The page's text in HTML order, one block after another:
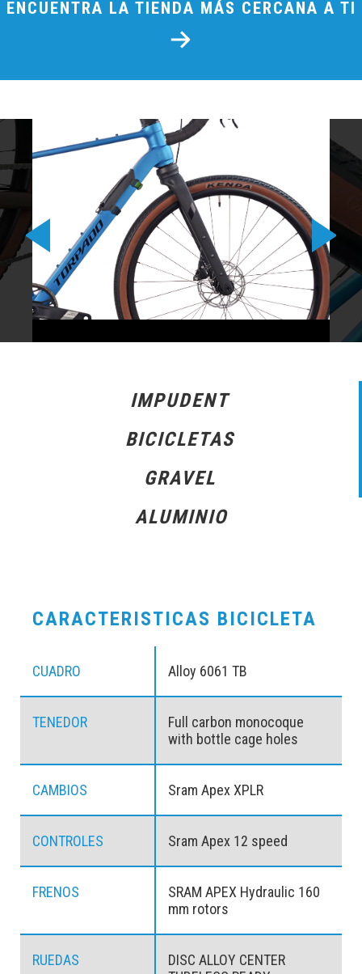
ENCUENTRA LA TIENDA MÁS CERCANA A TI
IMPUDENT
BICICLETAS
GRAVEL
ALUMINIO
CARACTERISTICAS BICICLETA
CUADRO Alloy 6061 TB
TENEDOR
Full carbon monocoque
with bottle cage holes
CAMBIOS Sram Apex XPLR
CONTROLES Sram Apex 12 speed
FRENOS
SRAM APEX Hydraulic 160
mm rotors
RUEDAS
DISC ALLOY CENTER